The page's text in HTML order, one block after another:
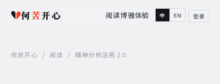
何苦开心 阅读博雅体验 中 EN 登录
何苦开心 / 阅读 / 精神分析活用 2.0